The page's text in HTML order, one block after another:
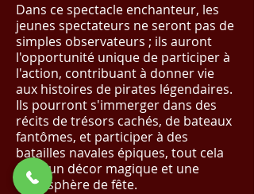
Dans ce spectacle enchanteur, les
jeunes spectateurs ne seront pas de
simples observateurs ; ils auront
l'opportunité unique de participer à
l'action, contribuant à donner vie
aux histoires de pirates légendaires.
Ils pourront s'immerger dans des
récits de trésors cachés, de bateaux
fantômes, et participer à des
batailles navales épiques, tout cela
dans un décor magique et une
atmosphère de fête.